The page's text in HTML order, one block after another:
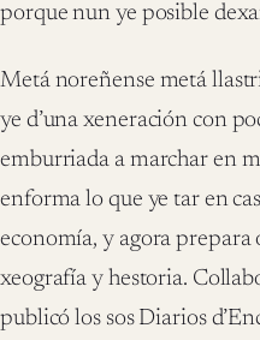
porque nun ye posible
Metá noreñense metá
ye d’una xeneración con
emburriada a marchar en
enforma lo que ye tar en
economía, y agora prepara
xeografía y hestoria.
publicó los sos Diarios